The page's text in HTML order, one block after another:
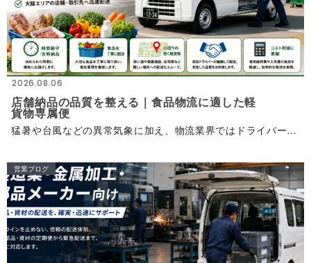
2026.08.06
店舗納品の品質を整える｜食品物流に適した軽
貨 物 専 属 便
猛暑や台風などの異常気象に加え、物流業界ではドライバー不足が続いています。 さらに、お盆や大型連休は交通量の増加も重なり、 食品物流では「決められた時間に確実に届けること」がこれまで以上に重要 に な っ て
営業ブログ